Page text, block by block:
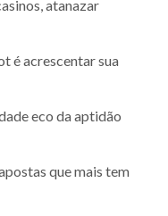
atanazar
é acrescentar sua
eco da aptidão
que mais tem